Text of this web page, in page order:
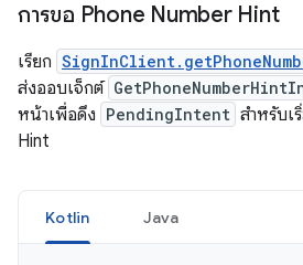
การขอ Phone Number Hint
เรียก
ส่งออบเจ็กต์
หน้าเพื่อดึง PendingIntent สำหรับเ
Hint
Kotlin Java